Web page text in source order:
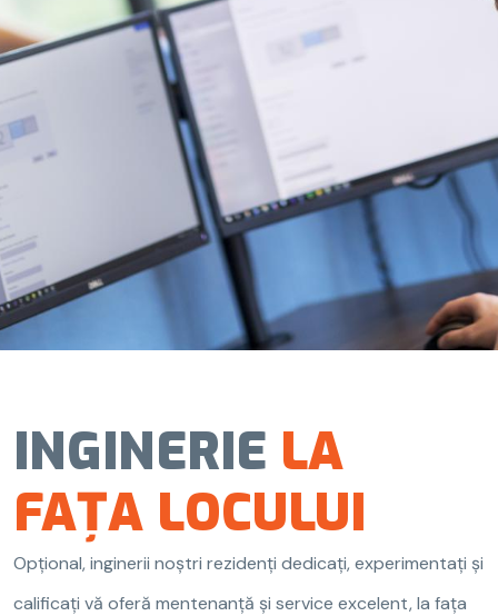
INGINERIE LA
FAȚA LOCULUI
Opțional, inginerii noștri rezidenți dedicați, experimentați și
calificați vă oferă mentenanță și service excelent, la fața